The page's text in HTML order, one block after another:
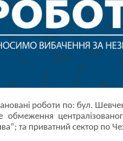
роботи по: бул.
та приватний сектор по